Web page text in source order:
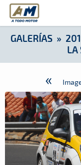
A Todo Motor ·
A Todo Motor
GALERÍAS »
LA
«